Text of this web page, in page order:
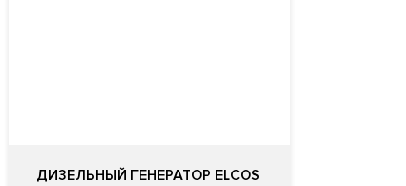
ДИЗЕЛЬНЫЙ ГЕНЕРАТОР ELCOS